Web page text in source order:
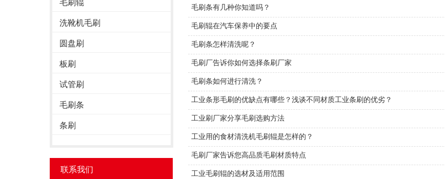
毛刷辊
洗靴机毛刷
圆盘刷
板刷
试管刷
毛刷条
条刷
联系我们
毛刷条有几种你知道吗？
毛刷辊在汽车保养中的要点
毛刷条怎样清洗呢？
毛刷厂告诉你如何选择条刷厂家
毛刷条如何进行清洗？
工业条形毛刷的优缺点有哪些？浅谈不同材质工业条刷的优劣？
工业刷厂家分享毛刷选购方法
工业用的食材清洗机毛刷辊是怎样的？
毛刷厂家告诉您高品质毛刷材质特点
工业毛刷辊的选材及适用范围